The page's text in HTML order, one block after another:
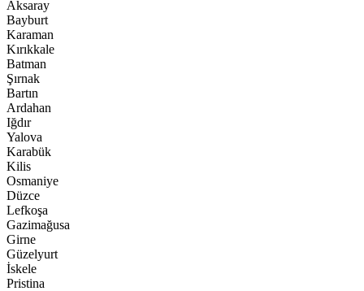
Aksaray
Bayburt
Karaman
Kırıkkale
Batman
Şırnak
Bartın
Ardahan
Iğdır
Yalova
Karabük
Kilis
Osmaniye
Düzce
Lefkoşa
Gazimağusa
Girne
Güzelyurt
İskele
Pristina